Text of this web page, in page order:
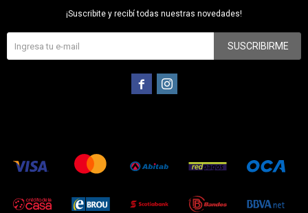
¡Suscribite y recibí todas nuestras novedades!
SUSCRIBIRME
 